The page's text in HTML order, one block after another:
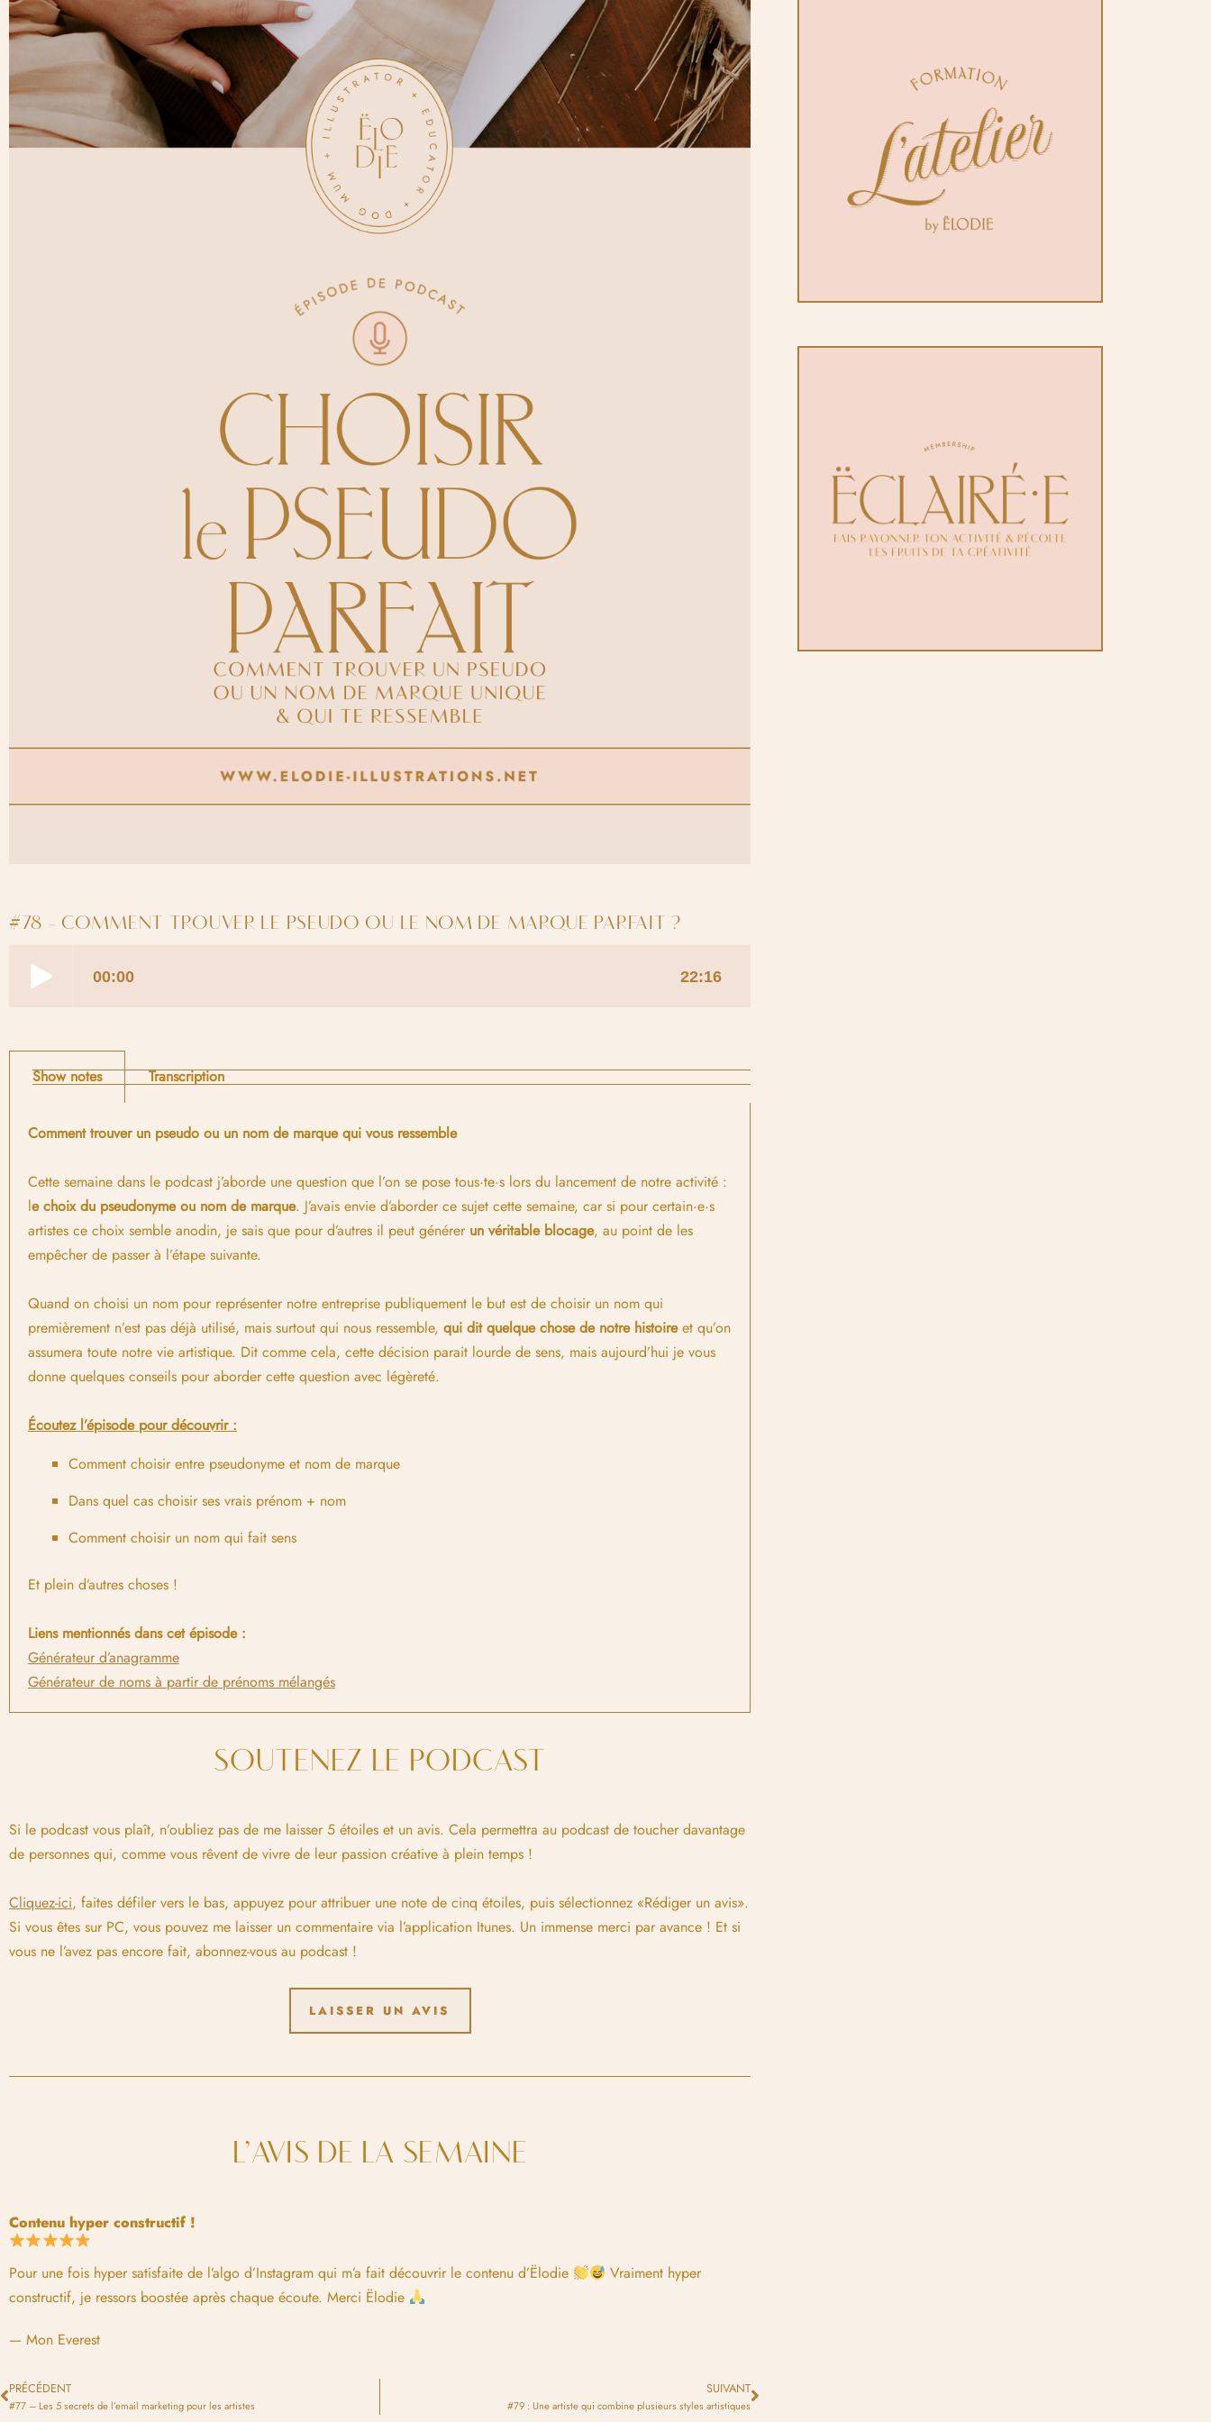
#78 - COMMENT TROUVER LE PSEUDO OU LE NOM DE MARQUE PARFAIT ?
Show notes Transcription
Comment trouver un pseudo ou un nom de marque qui vous ressemble
Cette semaine dans le podcast j’aborde une question que l’on se pose tous·te·s lors du lancement de notre activité :
le choix du pseudonyme ou nom de marque. J’avais envie d’aborder ce sujet cette semaine, car si pour certain·e·s
artistes ce choix semble anodin, je sais que pour d’autres il peut générer un véritable blocage, au point de les
empêcher de passer à l’étape suivante.
Quand on choisi un nom pour représenter notre entreprise publiquement le but est de choisir un nom qui
premièrement n’est pas déjà utilisé, mais surtout qui nous ressemble, qui dit quelque chose de notre histoireet qu’on
assumera toute notre vie artistique. Dit comme cela, cette décision parait lourde de sens, mais aujourd’hui je vous
donne quelques conseils pour aborder cette question avec légèreté.
Écoutez l’épisode pour découvrir :
Comment choisir entre pseudonyme et nom de marque
Dans quel cas choisir ses vrais prénom + nom
Comment choisir un nom qui fait sens
Et plein d’autres choses !
Liens mentionnés dans cet épisode :
Générateur d’anagramme
Générateur de noms à partir de prénoms mélangés
SOUTENEZ LE PODCAST
Si le podcast vous plaît, n’oubliez pas de me laisser 5 étoiles et un avis. Cela permettra au podcast de toucher davantage
de personnes qui, comme vous rêvent de vivre de leur passion créative à plein temps !
Cliquez-ici, faites défiler vers le bas, appuyez pour attribuer une note de cinq étoiles, puis sélectionnez «Rédiger un avis».
Si vous êtes sur PC, vous pouvez me laisser un commentaire via l’application Itunes. Un immense merci par avance ! Et si
vous ne l’avez pas encore fait, abonnez-vous au podcast !
LAISSER UN AVIS
L’AVIS DE LA SEMAINE
Contenu hyper constructif !
Pour une fois hyper satisfaite de l’algo d’Instagram qui m’a fait découvrir le contenu d’Ëlodie
Vraiment hyper
constructif, je ressors boostée après chaque écoute. Merci Ëlodie
— Mon Everest
PRÉCÉDENT
#77 – Les 5 secrets de l’email marketing pour les artistes
SUIVANT
#79 : Une artiste qui combine plusieurs styles artistiques